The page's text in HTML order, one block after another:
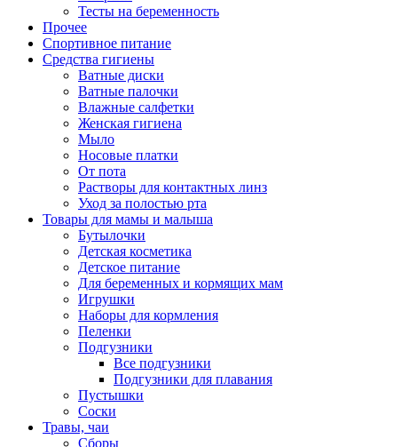
Тесты на беременность
Прочее
Спортивное питание
Средства гигиены
Ватные диски
Ватные палочки
Влажные салфетки
Женская гигиена
Мыло
Носовые платки
От пота
Растворы для контактных линз
Уход за полостью рта
Товары для мамы и малыша
Бутылочки
Детская косметика
Детское питание
Для беременных и кормящих мам
Игрушки
Наборы для кормления
Пеленки
Подгузники
Все подгузники
Подгузники для плавания
Пустышки
Соски
Травы, чаи
Сборы